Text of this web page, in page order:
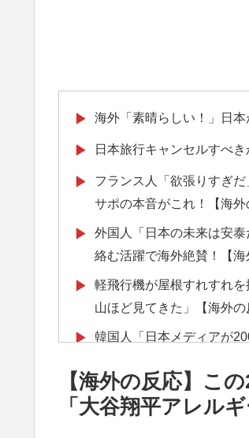
▶ 海外「素晴らしい！」日
▶ 日本旅行キャンセルすべ
▶
フランス人「欲張りすぎ
サポの本音がこれ！【海外
▶
外国人「日本の未来は安
絡む活躍で海外絶賛！【海
▶
軽飛行機が屋根すれすれ
山ほど見てきた」【海外の
▶
韓国人「日本メディアが
▶ 【衝撃】韓国人「エボシ
▶
海外「全部日本の真似だ
【海外の反応】こ
「大谷翔平アレル